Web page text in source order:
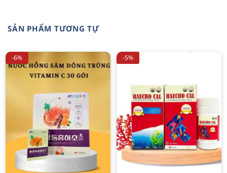
SẢN PHẨM TƯƠNG TỰ
-6% -5%